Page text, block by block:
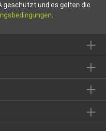
geschützt und es gelten die